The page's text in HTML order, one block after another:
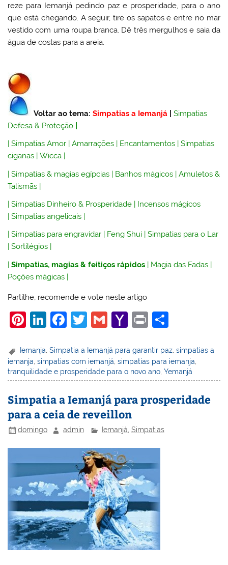
reze para Iemanjá pedindo paz e prosperidade, para o ano
que está chegando. A seguir, tire os sapatos e entre no mar
vestido com uma roupa branca. Dê três mergulhos e saia da
água de costas para a areia.
Voltar ao tema:Simpatias a Iemanjá |Simpatias
Defesa & Proteção
|Simpatias Amor |Amarrações | Encantamentos |Simpatias
ciganas |Wicca |
|Simpatias & magias egípcias | Banhos mágicos |Amuletos &
Talismãs |
|Simpatias Dinheiro & Prosperidade | Incensos mágicos
|Simpatias angelicais |
|Simpatias para engravidar Feng Shui |Simpatias para o Lar
|Sortilégios
|Simpatias, magias & feitiços rápidos | Magia das Fadas |
Poções mágicas |
Partilhe, recomende e vote neste artigo
Pi
er
e
st
Li
k
e
dI
n
F
c
e
b
o
o
k
T
itt
er
G
ai
l
Y
h
o
o
M
ai
l
Pr
t
ar
e
Iemanja,Simpatia a Iemanjá para garantir paz,simpatias a
iemanja ,simpatias com iemanjá ,simpatias para iemanja
tranquilidade e prosperidade para o novo ano ,Yemanjá
Simpatia a Iemanjá para prosperidade
para a ceia de reveillon
domingo admin Iemanjá, Simpatias